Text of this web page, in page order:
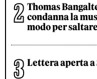
Thomas
condanna la
modo per
Lettera aperta a